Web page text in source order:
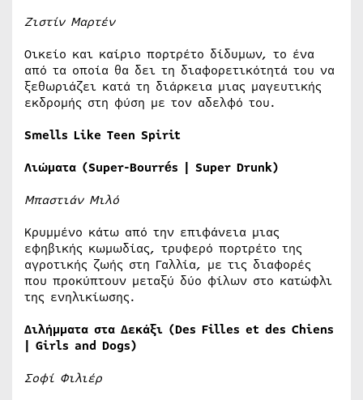
Ζιστίν Μαρτέν
Οικείο και καίριο πορτρέτο δίδυμων, το ένα
από τα οποία θα δει τη διαφορετικότητά του να
ξεθωριάζει κατά τη διάρκεια μιας μαγευτικής
εκδρομής στη φύση με τον αδελφό του.
Smells Like Teen Spirit
Λιώματα (Super-Bourrés | Super Drunk)
Μπαστιάν Μιλό
Κρυμμένο κάτω από την επιφάνεια μιας
εφηβικής κωμωδίας, τρυφερό πορτρέτο της
αγροτικής ζωής στη Γαλλία, με τις διαφορές
που προκύπτουν μεταξύ δύο φίλων στο κατώφλι
της ενηλικίωσης.
Διλήμματα στα Δεκάξι (Des Filles et des Chiens
| Girls and Dogs)
Σοφί Φιλιέρ